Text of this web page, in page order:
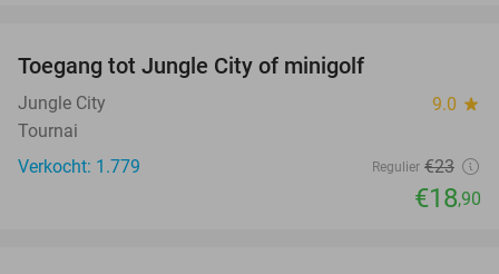
Toegang tot Jungle City of minigolf
Jungle City 9.0 star
Tournai
Verkocht: 1.779
Regulier €23
€18,90